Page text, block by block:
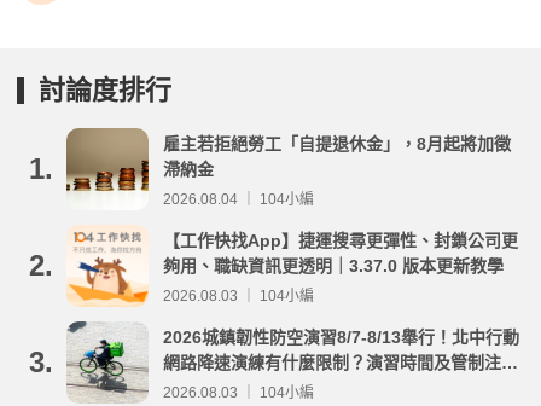
討論度排行
1.
雇主若拒絕勞工「自提退休金」，8月起將加徵
滯納金
2026.08.04 ｜ 104小編
2.
【工作快找App】捷運搜尋更彈性、封鎖公司更
夠用、職缺資訊更透明｜3.37.0 版本更新教學
2026.08.03 ｜ 104小編
3.
2026城鎮韌性防空演習8/7-8/13舉行！北中行動
網路降速演練有什麼限制？演習時間及管制注意
事項整理
2026.08.03 ｜ 104小編